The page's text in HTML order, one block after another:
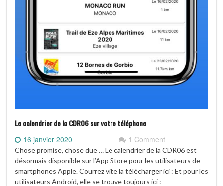
Le calendrier de la CDR06 sur votre téléphone
16 janvier 2020 1 Comment
Chose promise, chose due … Le calendrier de la CDR06 est
désormais disponible sur l’App Store pour les utilisateurs de
smartphones Apple. Courrez vite la télécharger ici : Et pour les
utilisateurs Android, elle se trouve toujours ici :